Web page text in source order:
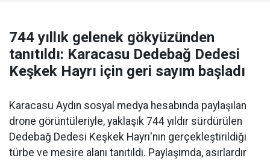
744 yıllık gelenek gökyüzünden
tanıtıldı: Karacasu Dedebağ Dedesi
Keşkek Hayrı için geri sayım başladı
Karacasu Aydın sosyal medya hesabında paylaşılan
drone görüntüleriyle, yaklaşık 744 yıldır sürdürülen
Dedebağ Dedesi Keşkek Hayrı'nın gerçekleştirildiği
türbe ve mesire alanı tanıtıldı. Paylaşımda, asırlardır